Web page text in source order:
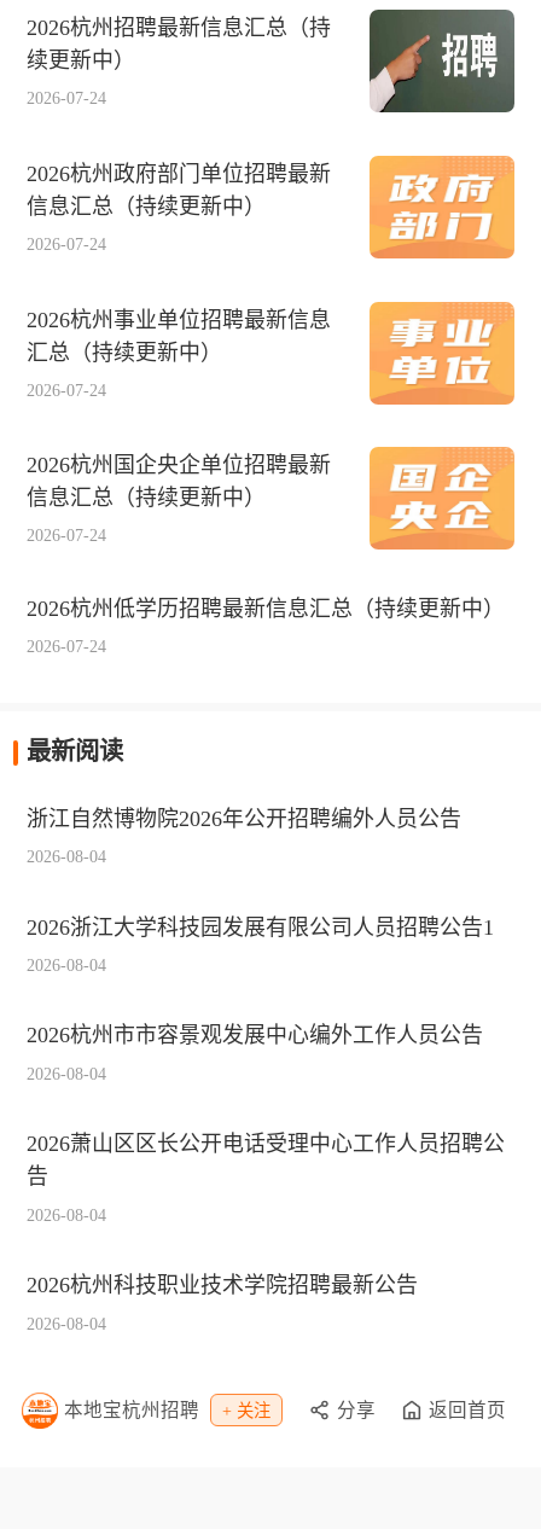
本地宝杭州招聘 + 关注 分享 返回首页
2026杭州招聘最新信息汇总（持
续更新中）
2026-07-24
2026杭州政府部门单位招聘最新
信息汇总（持续更新中）
2026-07-24
2026杭州事业单位招聘最新信息
汇总（持续更新中）
2026-07-24
2026杭州国企央企单位招聘最新
信息汇总（持续更新中）
2026-07-24
2026杭州低学历招聘最新信息汇总（持续更新中）
2026-07-24
最新阅读
浙江自然博物院2026年公开招聘编外人员公告
2026-08-04
2026浙江大学科技园发展有限公司人员招聘公告1
2026-08-04
2026杭州市市容景观发展中心编外工作人员公告
2026-08-04
2026萧山区区长公开电话受理中心工作人员招聘公
告
2026-08-04
2026杭州科技职业技术学院招聘最新公告
2026-08-04
2026杭州市公安分局上城区分局禁毒大队招聘最新
公告